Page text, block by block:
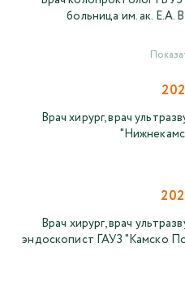
больница им. ак. Е.А.
Врач хирург, врач
Врач хирург, врач
эндоскопист ГАУЗ "Камско